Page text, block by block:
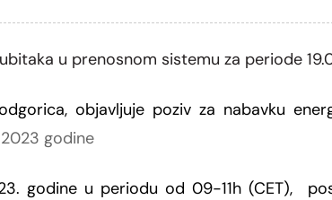
u prenosnom sistemu za periode 19
, objavljuje poziv za nabavku
godine
godine u periodu od 09-11h (CET),